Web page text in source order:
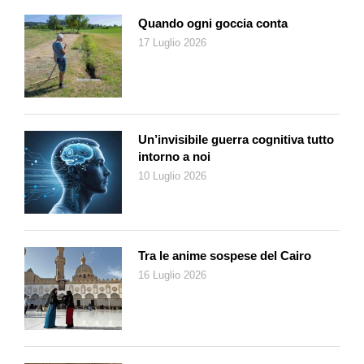
annaffia e si prepara l’orto per l’inverno».
Ma le attività pratiche non esauriscono il programma delle
giornate. Come ci spiega Chiara Buletti «mentre si svolgono
tutti questi piccoli lavori vogliamo creare anche momenti di
scambio, di socializzazione e condivisione; osservando il
aromatiche si scoprono anche tanti animaletti che vivono nella
terra, si percepisce l’importanza della biodiversità».
Il progetto del Lortobio, insomma, va un po’ oltre la semplice
pratica del giardinaggio. «Sì, vogliamo dare ai bambini delle
opportunità per trovare il piacere di stare insieme, di
odore ha un buon suolo, quando e come si seminano le varie
qualità di ortaggi, come un giardino diventa multicolore grazie
alle mille varietà di fiori ed a tutti gli insetti e farfalle che nutre.
Come ci si prende cura di ciò che sta crescendo e di tutte le
Quando ogni goccia conta
17 Luglio 2026
Un’invisibile guerra cognitiva tutto
intorno a noi
10 Luglio 2026
Tra le anime sospese del Cairo
16 Luglio 2026